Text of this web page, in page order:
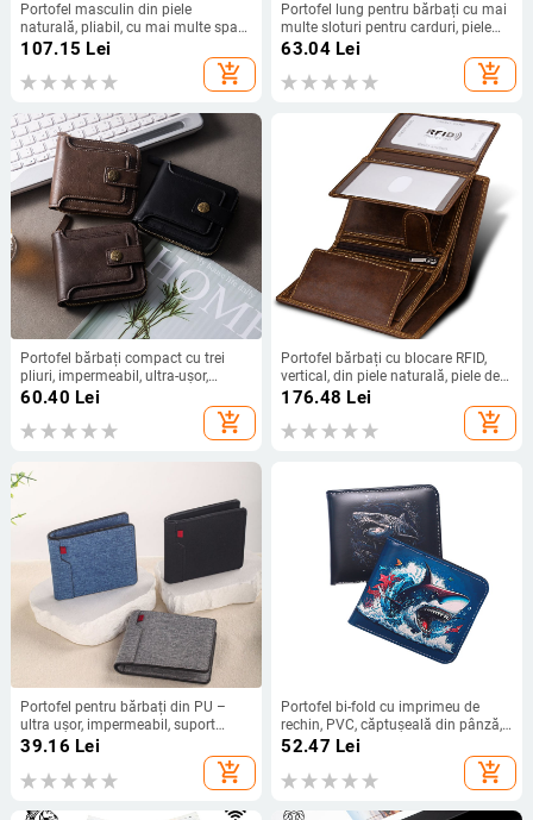
Portofel masculin din piele
naturală, pliabil, cu mai multe spații
pentru carduri, compartimente
pentru bani și buzunar cu fermoar,
personalizare logo
107.15 Lei
add_shopping_cart
Portofel lung pentru bărbați cu mai
multe sloturi pentru carduri, piele
PU ultra-subțire, capacitate mare,
stil Business Elite, pentru utilizare
zilnică
63.04Lei
add_shopping_cart
Portofel bărbați compact cu trei
pliuri, impermeabil, ultra-ușor,
extensibil, stil urban minimalist, PU
60.40 Lei
add_shopping_cart
Portofel bărbați cu blocare RFID,
vertical, din piele naturală, piele de
vițel de primă calitate, portofel scurt
176.48 Lei
add_shopping_cart
Portofel pentru bărbați din PU –
ultra ușor, impermeabil, suport
pentru carduri, căptușeală din
39.16 Lei
add_shopping_cart
Portofel bi-fold cu imprimeu de
rechin, PVC, căptușeală din pânză,
pentru uz zilnic
52.47 Lei
add_shopping_cart